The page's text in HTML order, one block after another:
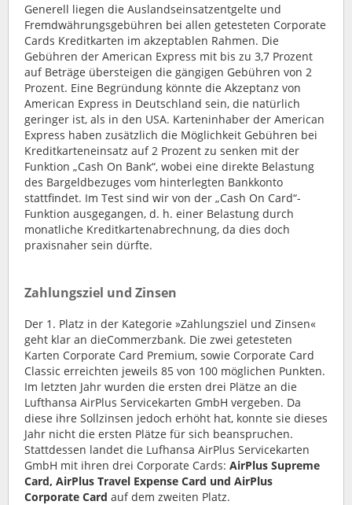
Generell liegen die Auslandseinsatzentgelte und
Fremdwährungsgebühren bei allen getesteten Corporate
Cards Kreditkarten im akzeptablen Rahmen. Die
Gebühren der American Express mit bis zu 3,7 Prozent
auf Beträge übersteigen die gängigen Gebühren von 2
Prozent. Eine Begründung könnte die Akzeptanz von
American Express in Deutschland sein, die natürlich
geringer ist, als in den USA. Karteninhaber der American
Express haben zusätzlich die Möglichkeit Gebühren bei
Kreditkarteneinsatz auf 2 Prozent zu senken mit der
Funktion „Cash On Bank“, wobei eine direkte Belastung
des Bargeldbezuges vom hinterlegten Bankkonto
stattfindet. Im Test sind wir von der „Cash On Card“-
Funktion ausgegangen, d. h. einer Belastung durch
monatliche Kreditkartenabrechnung, da dies doch
praxisnaher sein dürfte.
Zahlungsziel und Zinsen
Der 1. Platz in der Kategorie »Zahlungsziel und Zinsen«
geht klar an dieCommerzbank. Die zwei getesteten
Karten Corporate Card Premium, sowie Corporate Card
Classic erreichten jeweils 85 von 100 möglichen Punkten.
Im letzten Jahr wurden die ersten drei Plätze an die
Lufthansa AirPlus Servicekarten GmbH vergeben. Da
diese ihre Sollzinsen jedoch erhöht hat, konnte sie dieses
Jahr nicht die ersten Plätze für sich beanspruchen.
Stattdessen landet die Lufhansa AirPlus Servicekarten
GmbH mit ihren drei Corporate Cards: AirPlus Supreme
Card, AirPlus Travel Expense Card und AirPlus
Corporate Card auf dem zweiten Platz.